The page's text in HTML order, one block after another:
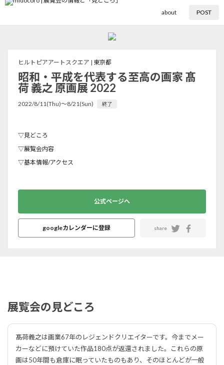
about POST
ヒルトピアアートスクエア | 東京都
昭和・平成を代表する至高の画家 髙
荷 義之 原画展 2022
2022/8/11(Thu)〜8/21(Sun) 終了
▽見どころ
▽展覧会内容
▽基本情報/アクセス
公式ページへ
googleカレンダーに登録 share
展覧会の見どころ
髙荷義之は画業67年のレジェンドクリエイターです。今までメー
カーなどに預けていた作品180点が返還されました。これらの原
画は50年間も倉庫に眠っていたものもあり、そのほとんどが一般